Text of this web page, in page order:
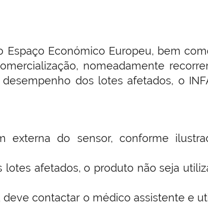
Económico Europeu, bem
nomeadamente
dos lotes afetados, o
do sensor, conforme
afetados, o produto não seja
contactar o médico assistente e